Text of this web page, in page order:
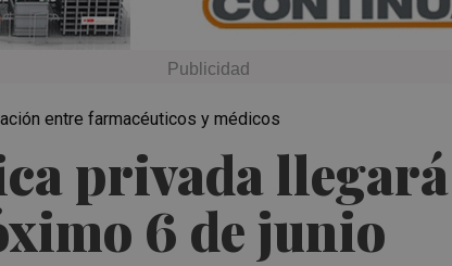
privada
6 de junio
entre farmacéuticos y médicos